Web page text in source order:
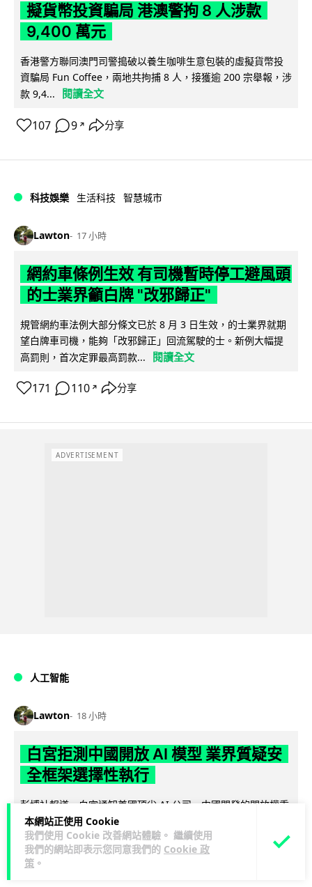
本網站正使用 Cookie
我們使用 Cookie 改善網站體驗。 繼續使用
我們的網站即表示您同意我們的 Cookie 政
策 。
擬貨幣投資騙局 港澳警拘 8 人涉款
9,400 萬元
香港警方聯同澳門司警搗破以養生咖啡生意包裝的虛擬貨幣投
資騙局 Fun Coffee，兩地共拘捕 8 人，接獲逾 200 宗舉報，涉
款 9,4...
閱讀全文
107 9 ↗ 分享
科技娛樂 生活科技 智慧城市
Lawton 17 小時
網約車條例生效 有司機暫時停工避風頭
的士業界籲白牌 "改邪歸正"
規管網約車法例大部分條文已於 8 月 3 日生效，的士業界就期
望白牌車司機，能夠「改邪歸正」回流駕駛的士。新例大幅提
高罰則，首次定罪最高罰款...
閱讀全文
171 110 ↗ 分享
ADVERTISEMENT
人工智能
Lawton 18 小時
白宮拒測中國開放 AI 模型 業界質疑安
全框架選擇性執行
彭博社報道，白宮通知美國頂尖 AI 公司，中國開發的開放權重
模型將不納入特朗普政府新 AI 安全框架的測試範圍。美國業界
則聯署呼籲政府不要限... 閱讀全文
37